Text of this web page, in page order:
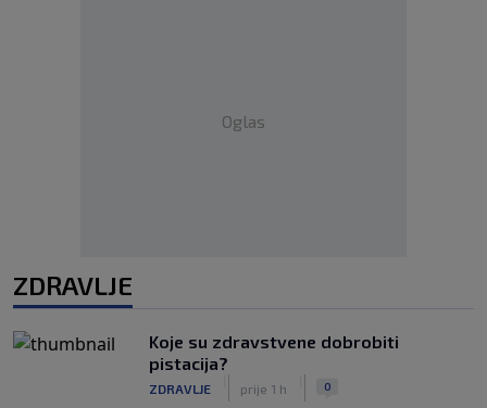
Oglas
ZDRAVLJE
Koje su zdravstvene dobrobiti
pistacija?
ZDRAVLJE prije 1 h 0